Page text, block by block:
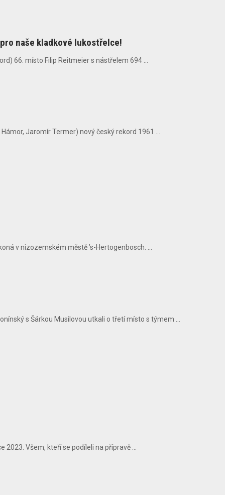
naše kladkové lukostřelce!
66. místo Filip Reitmeier s nástřelem 694 ...
Jaromír Termer) nový český rekord 1961 ...
v nizozemském městě ’s-Hertogenbosch. ...
s Šárkou Musilovou utkali o třetí místo s týmem ...
Všem, kteří se podíleli na přípravě ...